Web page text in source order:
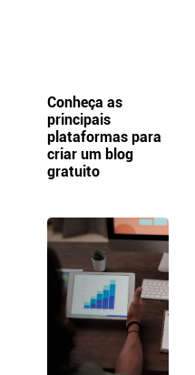
Conheça as
principais
plataformas para
criar um blog
gratuito